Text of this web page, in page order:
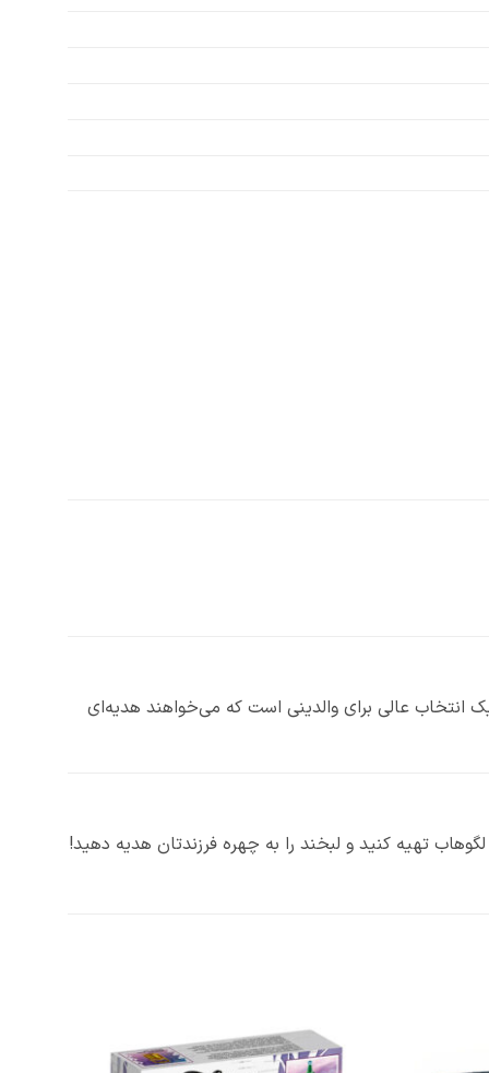
انتخاب عالی برای والدینی است که می‌خواهند هدیه‌ای
تهیه کنید و لبخند را به چهره فرزندتان هدیه دهید!
علاقه